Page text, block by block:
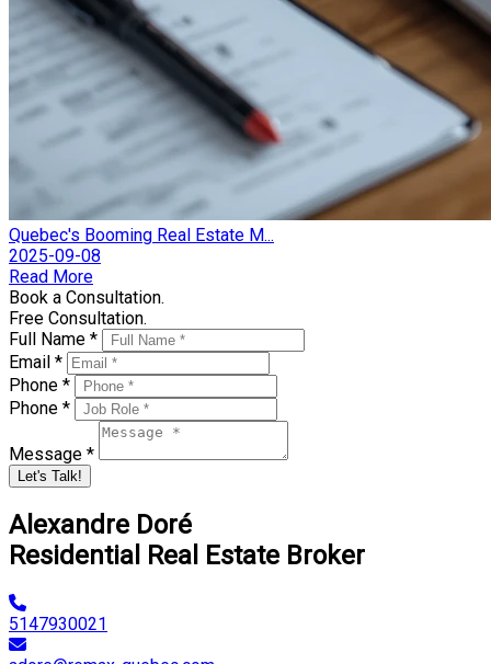
Quebec's Booming Real Estate M...
2025-09-08
Read More
Book a Consultation.
Free Consultation.
Full Name *
Email *
Phone *
Phone *
Message *
Let's Talk!
Alexandre Doré
Residential Real Estate Broker
5147930021